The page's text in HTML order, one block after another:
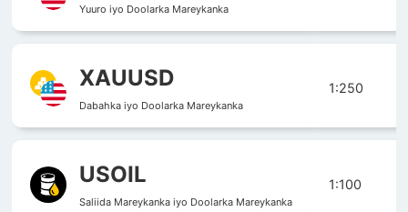
Yuuro iyo Doolarka Mareykanka
XAUUSD
Dabahka iyo Doolarka Mareykanka
1:250
USOIL
Saliida Mareykanka iyo Doolarka Mareykanka
1:100